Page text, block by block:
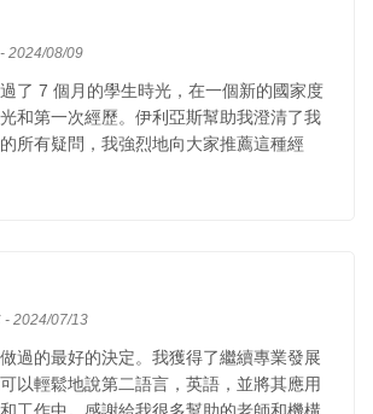
2024/08/09
了 7 個月的學生時光，在一個新的國家度
和第一次經歷。伊利亞斯幫助我澄清了我
所有疑問，我強烈地向大家推薦這種經
- 2024/07/13
過的最好的決定。我獲得了繼續專業發展
以輕鬆地說第二語言，英語，並將其應用